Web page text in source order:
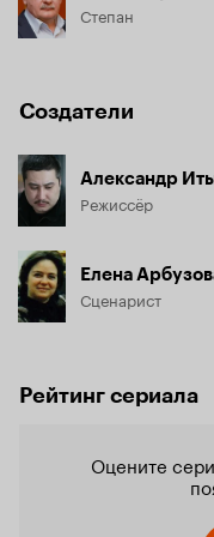
Степан
Создатели
Александр
Режиссёр
Елена
Сценарист
Рейтинг сериала
Оцените